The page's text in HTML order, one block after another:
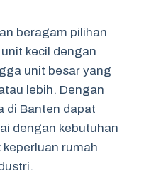
beragam pilihan
kecil dengan
unit besar yang
lebih. Dengan
di Banten dapat
dengan kebutuhan
rumah